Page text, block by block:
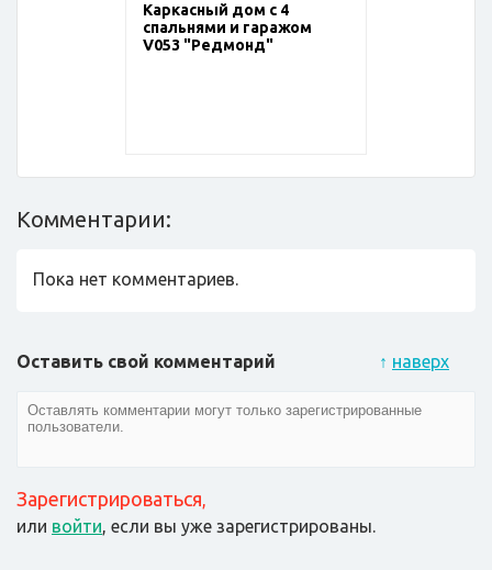
Каркасный дом с 4
спальнями и гаражом
V053 "Редмонд"
Комментарии:
Пока нет комментариев.
↑ наверх
Оставить свой комментарий
Зарегистрироваться,
или войти, если вы уже зарегистрированы.